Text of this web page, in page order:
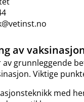
av
av grunnleggende
Viktige
med